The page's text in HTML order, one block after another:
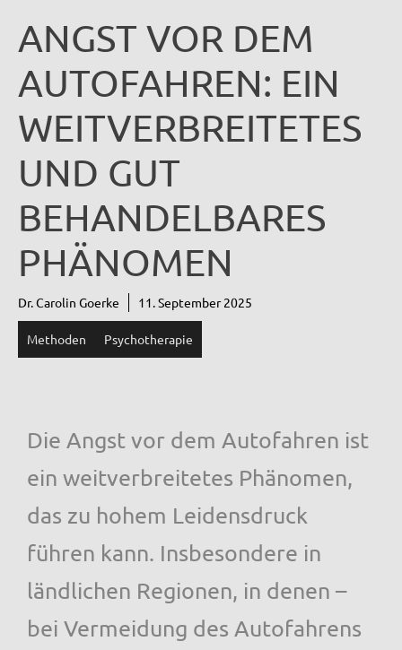
ANGST VOR DEM
AUTOFAHREN: EIN
WEITVERBREITETES
UND GUT
BEHANDELBARES
PHÄNOMEN
Dr. Carolin Goerke 11. September 2025
Methoden Psychotherapie
Die Angst vor dem Autofahren ist
ein weitverbreitetes Phänomen,
das zu hohem Leidensdruck
führen kann. Insbesondere in
ländlichen Regionen, in denen –
bei Vermeidung des Autofahrens